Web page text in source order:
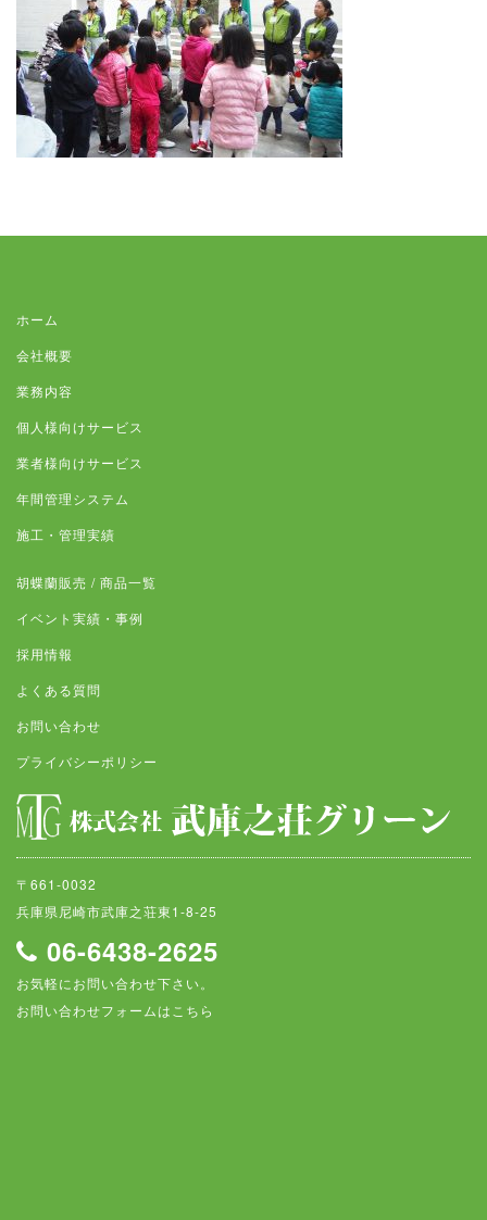
ホーム
会社概要
業務内容
個人様向けサービス
業者様向けサービス
年間管理システム
施工・管理実績
胡蝶蘭販売 / 商品一覧
イベント実績・事例
採用情報
よくある質問
お問い合わせ
プライバシーポリシー
〒661-0032
兵庫県尼崎市武庫之荘東1-8-25
06-6438-2625
お気軽にお問い合わせ下さい。
お問い合わせフォームはこちら